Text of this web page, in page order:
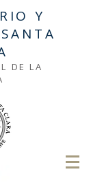
Y
DE LA